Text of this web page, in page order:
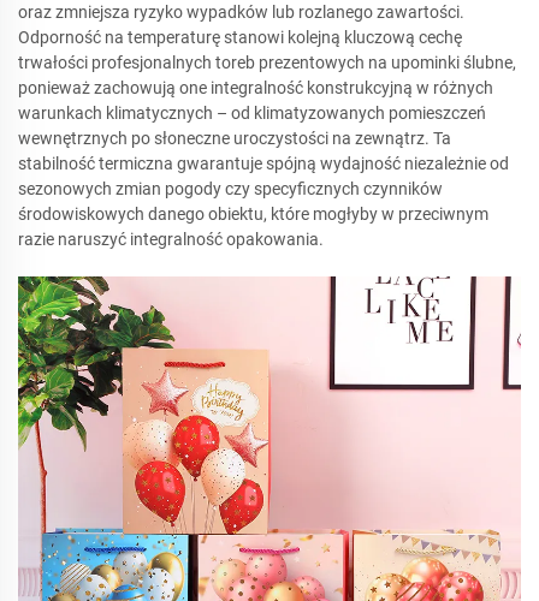
oraz zmniejsza ryzyko wypadków lub rozlanego zawartości.
Odporność na temperaturę stanowi kolejną kluczową cechę
trwałości profesjonalnych toreb prezentowych na upominki ślubne,
ponieważ zachowują one integralność konstrukcyjną w różnych
warunkach klimatycznych – od klimatyzowanych pomieszczeń
wewnętrznych po słoneczne uroczystości na zewnątrz. Ta
stabilność termiczna gwarantuje spójną wydajność niezależnie od
sezonowych zmian pogody czy specyficznych czynników
środowiskowych danego obiektu, które mogłyby w przeciwnym
razie naruszyć integralność opakowania.